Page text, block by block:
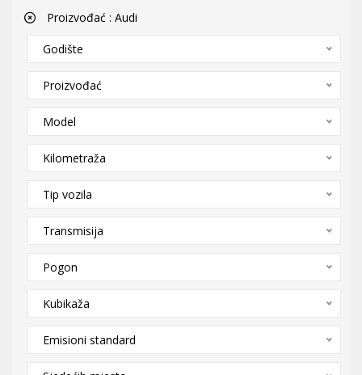
Proizvođać : Audi
Godište
Proizvođać
Model
Kilometraža
Tip vozila
Transmisija
Pogon
Kubikaža
Emisioni standard